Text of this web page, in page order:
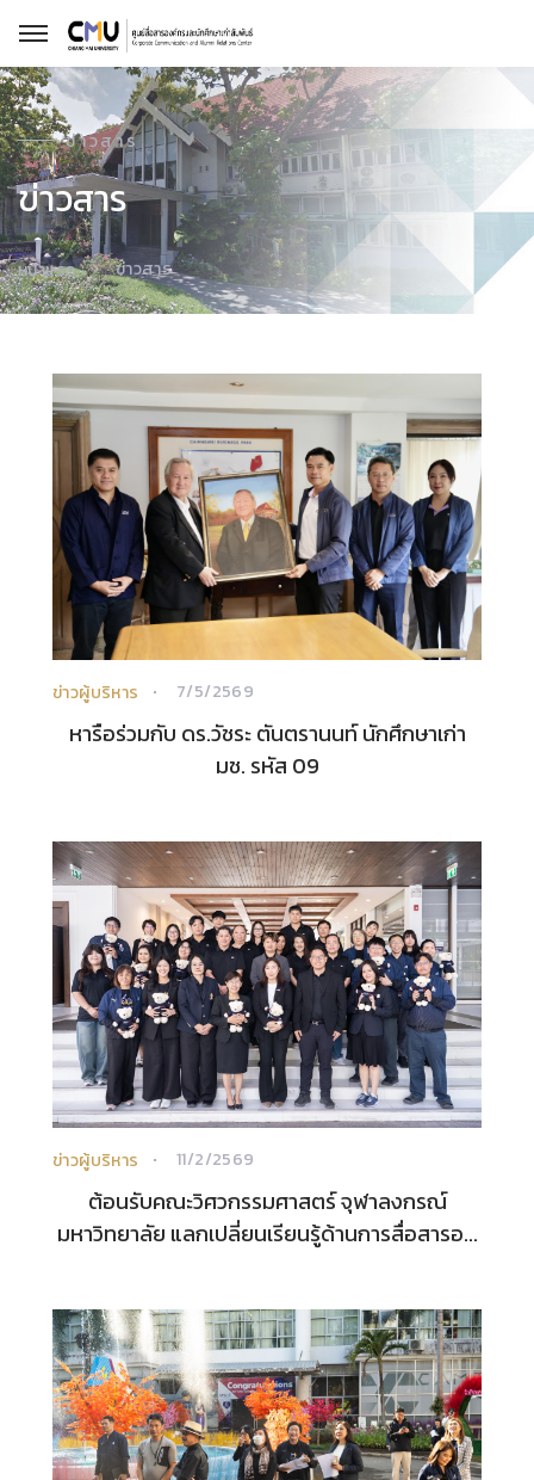
ข่าวสาร
ข่าวสาร
หน้าแรก ข่าวสาร
ข่าวผู้บริหาร 7/5/2569
หารือร่วมกับ ดร.วัชระ ตันตรานนท์ นักศึกษาเก่า
มช. รหัส 09
ข่าวผู้บริหาร 11/2/2569
ต้อนรับคณะวิศวกรรมศาสตร์ จุฬาลงกรณ์
มหาวิทยาลัย แลกเปลี่ยนเรียนรู้ด้านการสื่อสารอ...